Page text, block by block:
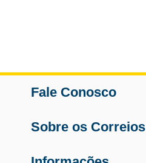
Fale Conosco
Sobre os Correios